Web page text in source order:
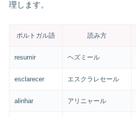
理します。
ポルトガル語 読み方
resumir ヘズミール
esclarecer エスクラレセール
alinhar アリニャール